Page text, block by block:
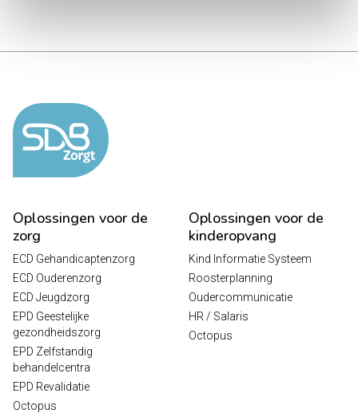
Oplossingen voor de
zorg
ECD Gehandicaptenzorg
ECD Ouderenzorg
ECD Jeugdzorg
EPD Geestelijke
gezondheidszorg
EPD Zelfstandig
behandelcentra
EPD Revalidatie
Octopus
Oplossingen voor de
kinderopvang
Kind Informatie Systeem
Roosterplanning
Oudercommunicatie
HR / Salaris
Octopus